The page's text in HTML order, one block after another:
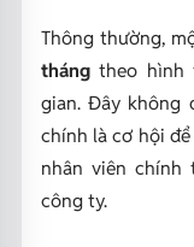
Thông thường,
thángtheo hình
gian. Đây
chính là cơ hội
nhân viên
công ty.